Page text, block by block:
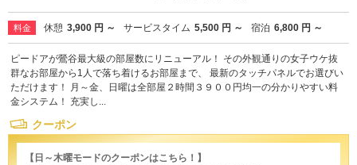
料金 休憩 3,900 円 ～ サービスタイム 5,500 円 ～ 宿泊 6,800 円 ～
ピードアが鶯谷最大級の部屋数にリニューアル！ その外観通りの女子ウケ抜
群なお部屋から1人で落ち着けるお部屋まで、 最新のタッチパネルでお選びい
ただけます！ 月～金、日曜は全部屋２時間３９００円均一の分かりやすい料
金システム！ 充実し...
クーポン
【日～木曜モードのクーポンはこちら！】